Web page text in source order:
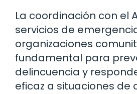
La coordinación con el
servicios de
organizaciones
fundamental para
delincuencia y
eficaz a situaciones de